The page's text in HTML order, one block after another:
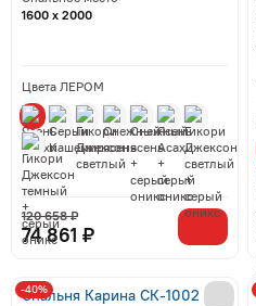
1600 x 2000
Цвета ЛЕРОМ
74 861 ₽
120 658 ₽
Спальня Карина СК-1002
-40%